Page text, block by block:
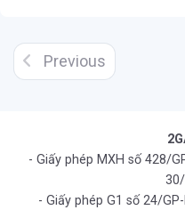
Previous
- Giấy phép MXH số 428/
- Giấy phép G1 số 24/